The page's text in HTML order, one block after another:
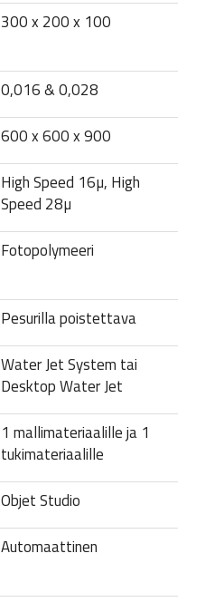
300 x 200 x 100
0,016 & 0,028
600 x 600 x 900
High Speed 16µ, High
Speed 28µ
Fotopolymeeri
Pesurilla poistettava
Water Jet System tai
Desktop Water Jet
1 mallimateriaalille ja 1
tukimateriaalille
Objet Studio
Automaattinen